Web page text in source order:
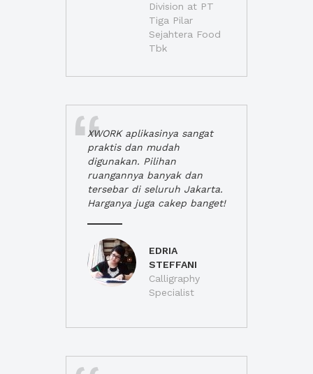
Division at PT
Tiga Pilar
Sejahtera Food
Tbk
XWORK aplikasinya sangat
praktis dan mudah
digunakan. Pilihan
ruangannya banyak dan
tersebar di seluruh Jakarta.
Harganya juga cakep banget!
EDRIA
STEFFANI
Calligraphy
Specialist